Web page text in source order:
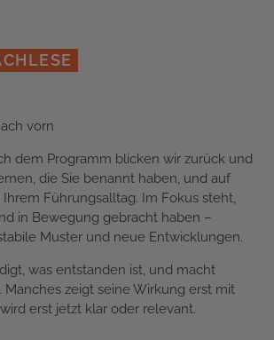
vorn
dem Programm blicken wir zurück und
die Sie benannt haben, und auf
Führungsalltag. Im Fokus steht,
in Bewegung gebracht haben –
Muster und neue Entwicklungen.
was entstanden ist, und macht
Manches zeigt seine Wirkung erst mit
erst jetzt klar oder relevant.